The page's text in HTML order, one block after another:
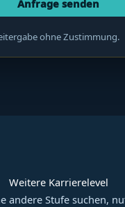
Anfrage senden
ohne Zustimmung.
Weitere Karrierelevel
andere Stufe suchen,